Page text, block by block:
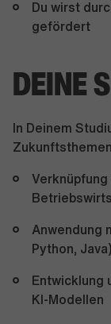
Du wirst
gefördert
DEINE
In Deinem
Verknüpfung
Anwendung
Python,
Entwicklung
KI-Modellen